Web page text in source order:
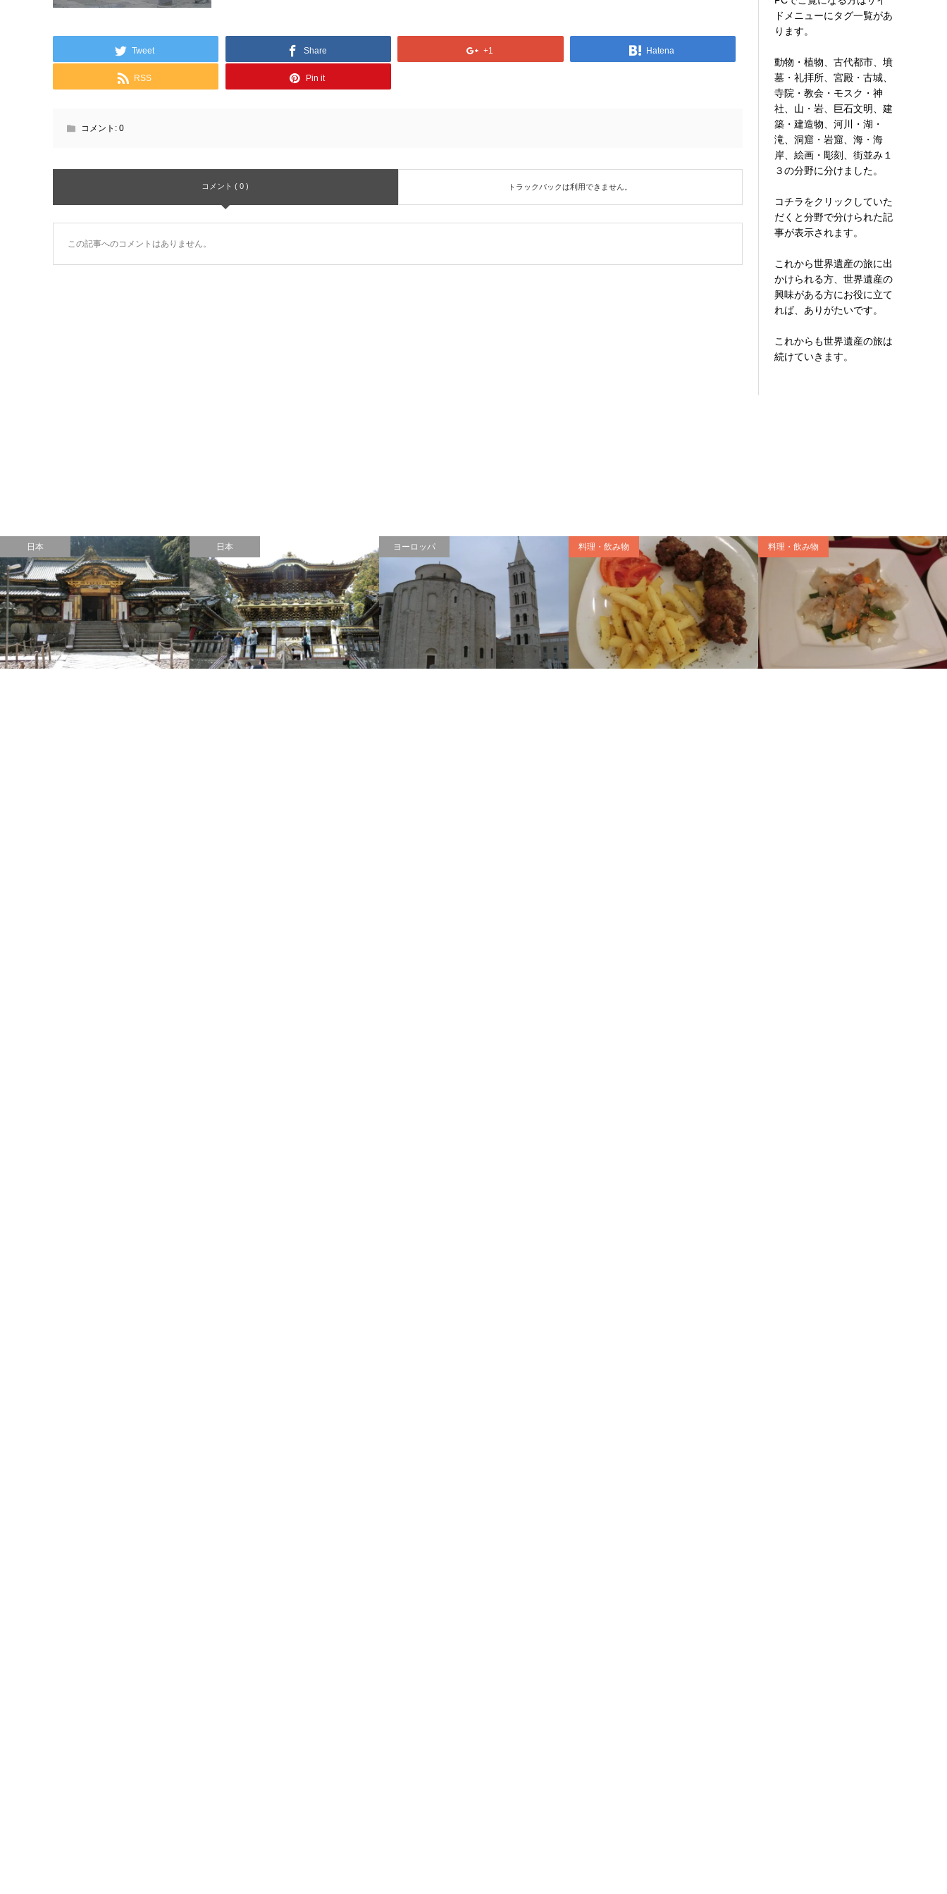
Tweet Share +1 Hatena
RSS Pin it
コメント: 0
コメント ( 0 ) トラックバックは利用できません。
この記事へのコメントはありません。
ドメニューにタグ一覧があ
ります。
動物・植物、古代都市、墳
墓・礼拝所、宮殿・古城、
寺院・教会・モスク・神
社、山・岩、巨石文明、建
築・建造物、河川・湖・
滝、洞窟・岩窟、海・海
岸、絵画・彫刻、街並み１
３の分野に分けました。
コチラをクリックしていた
だくと分野で分けられた記
事が表示されます。
これから世界遺産の旅に出
かけられる方、世界遺産の
興味がある方にお役に立て
れば、ありがたいです。
これからも世界遺産の旅は
続けていきます。
日本 日本 ヨーロッパ 料理・飲み物 料理・飲み物